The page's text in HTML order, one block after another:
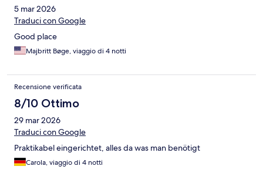
5 mar 2026
Traduci con Google
Good place
Majbritt Bøge, viaggio di 4 notti
Recensione verificata
8/10 Ottimo
29 mar 2026
Traduci con Google
Praktikabel eingerichtet, alles da was man benötigt
Carola, viaggio di 4 notti